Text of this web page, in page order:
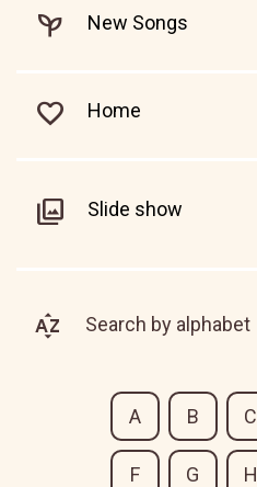
New Songs
Home
Slide show
Search by alphabet
A B C
F G H